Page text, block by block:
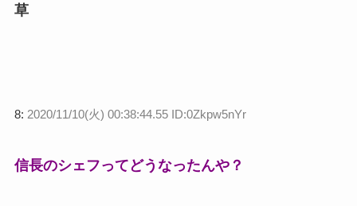
草
8: 2020/11/10(火) 00:38:44.55 ID:0Zkpw5nYr
信長のシェフってどうなったんや？